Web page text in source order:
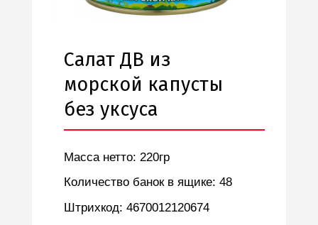
Салат ДВ из
морской капусты
без уксуса
Масса нетто: 220гр
Количество банок в ящике: 48
Штрихкод: 4670012120674